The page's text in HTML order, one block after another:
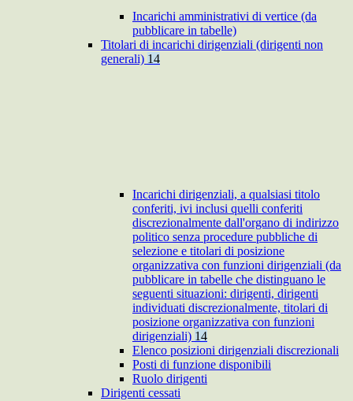
Incarichi amministrativi di vertice (da
pubblicare in tabelle)
Titolari di incarichi dirigenziali (dirigenti non
generali) 14
Incarichi dirigenziali, a qualsiasi titolo
conferiti, ivi inclusi quelli conferiti
discrezionalmente dall'organo di indirizzo
politico senza procedure pubbliche di
selezione e titolari di posizione
organizzativa con funzioni dirigenziali (da
pubblicare in tabelle che distinguano le
seguenti situazioni: dirigenti, dirigenti
individuati discrezionalmente, titolari di
posizione organizzativa con funzioni
dirigenziali) 14
Elenco posizioni dirigenziali discrezionali
Posti di funzione disponibili
Ruolo dirigenti
Dirigenti cessati